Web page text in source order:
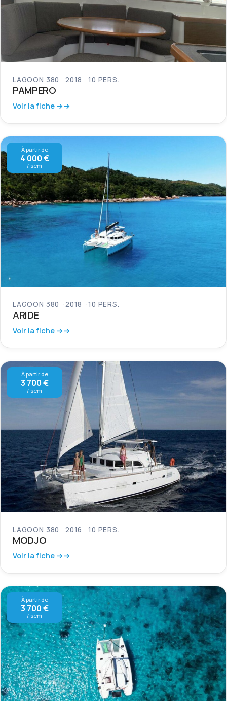
LAGOON 380 2018 10 PERS.
PAMPERO
Voir la fiche →
À partir de
4 000 €
/ sem
LAGOON 380 2018 10 PERS.
ARIDE
Voir la fiche →
À partir de
3 700 €
/ sem
LAGOON 380 2016 10 PERS.
MODJO
Voir la fiche →
À partir de
3 700 €
/ sem